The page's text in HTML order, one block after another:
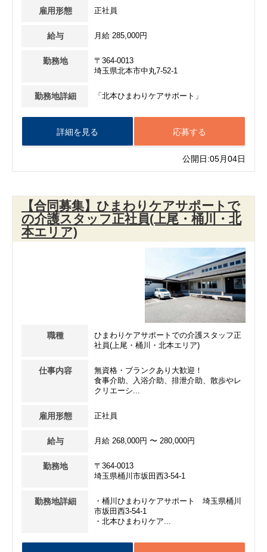
雇用形態 正社員
給与 月給 285,000円
勤務地
〒364-0013
埼玉県北本市中丸7-52-1
勤務地詳細 「北本ひまわりケアサポート」
応募する
詳細を見る
公開日:05月04日
【合同募集】ひまわりケアサポートで
の介護スタッフ正社員(上尾・桶川・北
本エリア)
職種
ひまわりケアサポートでの介護スタッフ正
社員(上尾・桶川・北本エリア)
仕事内容
無資格・ブランクあり大歓迎！
食事介助、入浴介助、排泄介助、散歩やレ
クリエーシ...
雇用形態 正社員
給与 月給 268,000円 〜 280,000円
勤務地
〒364-0013
埼玉県桶川市坂田西3-54-1
勤務地詳細
・桶川ひまわりケアサポート 埼玉県桶川
市坂田西3-54-1
・北本ひまわりケア...